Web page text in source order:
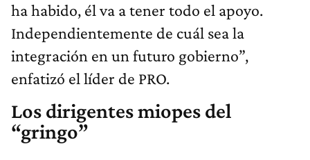
ha habido, él va a tener todo el apoyo.
Independientemente de cuál sea la
integración en un futuro gobierno”,
enfatizó el líder de PRO.
Los dirigentes miopes del
“gringo”